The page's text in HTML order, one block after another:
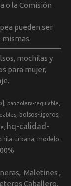
o la Comisión
pueden ser
mismas.
mochilas y
para mujer,
bandolera-regulable
bolsos-ligeros
hq-calidad-
urbana
modelo-
Maletines
Caballero